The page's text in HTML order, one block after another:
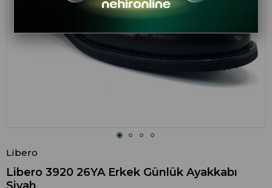
Libero
Libero 3920 26YA Erkek Günlük Ayakkabı
Siyah